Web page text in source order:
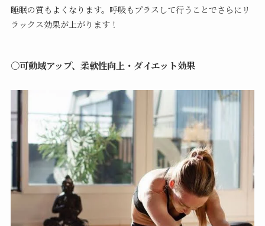
睡眠の質もよくなります。呼吸もプラスして行うことでさらにリ
ラックス効果が上がります！
○可動域アップ、柔軟性向上・ダイエット効果